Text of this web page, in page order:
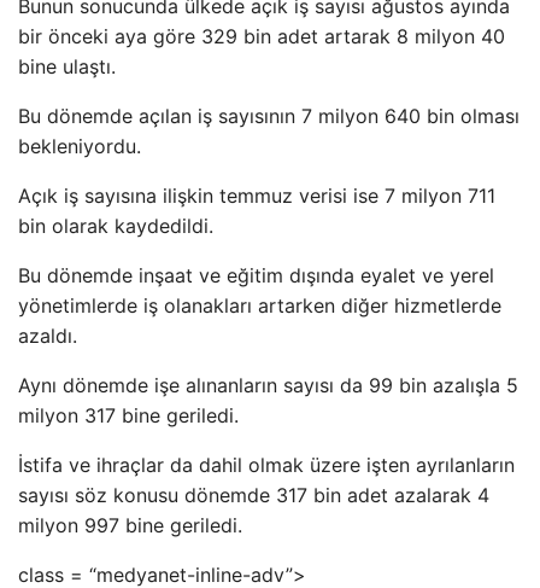
Bunun sonucunda ülkede açık iş sayısı ağustos ayında
bir önceki aya göre 329 bin adet artarak 8 milyon 40
bine ulaştı.
Bu dönemde açılan iş sayısının 7 milyon 640 bin olması
bekleniyordu.
Açık iş sayısına ilişkin temmuz verisi ise 7 milyon 711
bin olarak kaydedildi.
Bu dönemde inşaat ve eğitim dışında eyalet ve yerel
yönetimlerde iş olanakları artarken diğer hizmetlerde
azaldı.
Aynı dönemde işe alınanların sayısı da 99 bin azalışla 5
milyon 317 bine geriledi.
İstifa ve ihraçlar da dahil olmak üzere işten ayrılanların
sayısı söz konusu dönemde 317 bin adet azalarak 4
milyon 997 bine geriledi.
class = “medyanet-inline-adv”>